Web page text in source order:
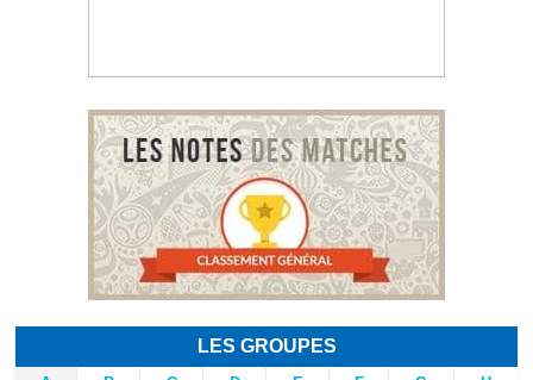
LES GROUPES